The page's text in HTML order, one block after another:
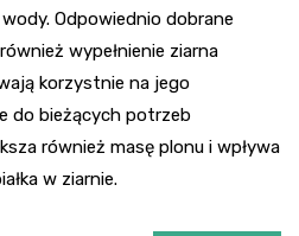
Odpowiednio dobrane
wypełnienie ziarna
korzystnie na jego
do bieżących potrzeb
również masę plonu i wpływa
w ziarnie.